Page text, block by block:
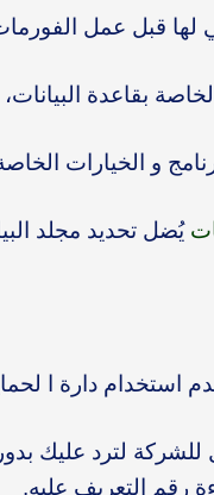
قبل عمل الفورمات
بقاعدة
و الخيارات
استخدام دارة ا
لترد عليك
رقم التعريف عليه.